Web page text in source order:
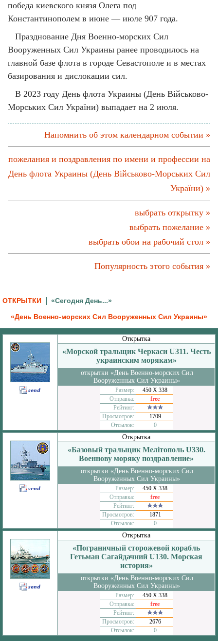
победа киевского князя Олега под
Константинополем в июне — июле 907 года.
Празднование Дня Военно-морских Сил
Вооруженных Сил Украины ранее проводилось на
главной базе флота в городе Севастополе и в местах
базирования и дислокации сил.
В 2023 году День флота Украины (День Військово-
Морських Сил України) выпадает на 2 июля.
Напомнить об этом календарном событии »
пожелания и поздравления по имени и профессии на
День флота Украины (День Військово-Морських Сил
України) »
выбрать открытку »
выбрать пожелание »
выбрать обои на рабочий стол »
Популярность этого события »
ОТКРЫТКИ «Сегодня День...»
«День Военно-морских Сил Вооруженных Сил Украины»
Открытка
«Морской тральщик Черкаси U311. Честь
украинским морякам»
открытки «День Военно-морских Сил
Вооруженных Сил Украины»
Размер:
450 Х 338
Отправка:
free
Рейтинг:
Просмотров:
1709
Отсылок:
0
Открытка
«Базовый тральщик Мелітополь U330.
Военнову моряку поздравление»
открытки «День Военно-морских Сил
Вооруженных Сил Украины»
Размер:
450 Х 338
Отправка:
free
Рейтинг:
Просмотров:
1871
Отсылок:
0
Открытка
«Пограничный сторожевой корабль
Гетьман Сагайдачний U130. Морская
история»
открытки «День Военно-морских Сил
Вооруженных Сил Украины»
Размер:
450 Х 338
Отправка:
free
Рейтинг:
Просмотров:
2676
Отсылок:
0